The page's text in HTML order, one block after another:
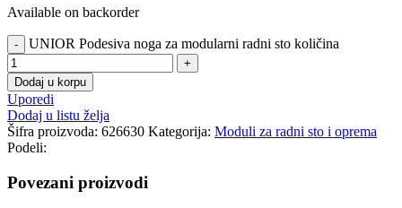
Available on backorder
UNIOR Podesiva noga za modularni radni sto količina
Dodaj u korpu
Uporedi
Dodaj u listu želja
Šifra proizvoda: 626630 Kategorija: Moduli za radni sto i oprema
Podeli:
Povezani proizvodi